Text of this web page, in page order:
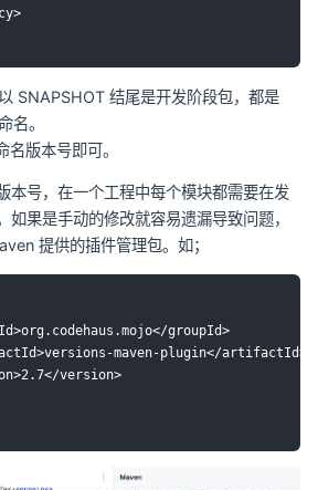
SNAPSHOT 结尾是开发阶段包，都是
名。
版本号即可。
本号，在一个工程中每个模块都需要在发
如果是手动的修改就容易遗漏导致问题，
提供的插件管理包。如；
groupId>
maven-plugin</artifactId>
version>